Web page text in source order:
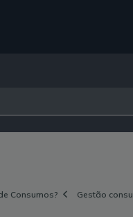
Consumos? Gestão